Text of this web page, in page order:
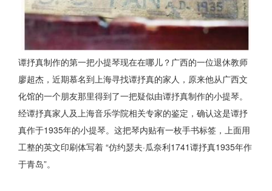
谭抒真制作的第一把小提琴现在在哪儿？广西的一位退休教师
廖超杰，近期慕名到上海寻找谭抒真的家人，原来他从广西文
化馆的一个朋友那里得到了一把疑似由谭抒真制作的小提琴。
经谭抒真家人及上海音乐学院相关专家的鉴定，确认这是谭抒
真作于1935年的小提琴。这把琴内贴有一枚手书标签，上面用
工整的英文印刷体写着 “仿约瑟夫·瓜奈利1741谭抒真1935年作
于青岛”。